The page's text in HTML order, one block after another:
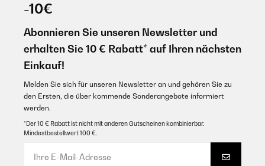
-10€
Abonnieren Sie unseren Newsletter und
erhalten Sie 10 € Rabatt* auf Ihren nächsten
Einkauf!
Melden Sie sich für unseren Newsletter an und gehören Sie zu
den Ersten, die über kommende Sonderangebote informiert
werden.
*Der 10 € Rabatt ist nicht mit anderen Gutscheinen kombinierbar.
Mindestbestellwert 100 €.